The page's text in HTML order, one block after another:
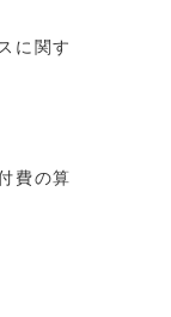
に関す
費の算